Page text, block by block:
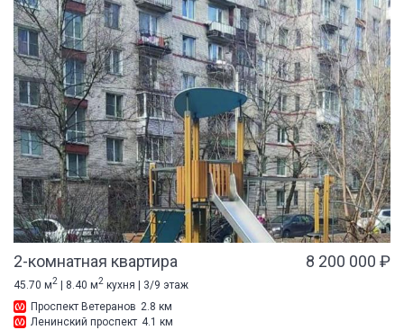
2-комнатная квартира 8 200 000 ₽
45.70 м2 | 8.40 м2 кухня | 3/9 этаж
Проспект Ветеранов 2.8 км
Ленинский проспект 4.1 км